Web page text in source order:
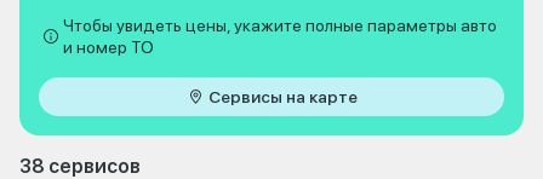
Чтобы увидеть цены, укажите полные параметры авто
и номер ТО
Сервисы на карте
38 сервисов